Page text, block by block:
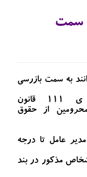
سمت
توانند به سمت بازرسی
1-اشخاص مذکور در ماده ی 111 قانون
از حقوق
عامل تا درجه
مذکور در بند